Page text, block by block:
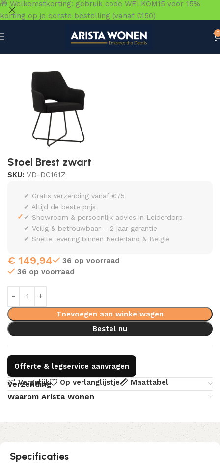
0
Stoel Brest zwart
SKU: VD-DC161Z
✓
✔ Gratis verzending vanaf €75
✔ Altijd de beste prijs
✔ Showroom & persoonlijk advies in Leiderdorp
✔ Veilig & betrouwbaar – 2 jaar garantie
✔ Snelle levering binnen Nederland & België
€ 149,94
36 op voorraad
36 op voorraad
Toevoegen aan winkelwagen
Bestel nu
Offerte & legservice aanvragen
Vergelijk
Op verlanglijstje Maattabel
Verzending
Waarom Arista Wonen
Specificaties
🎁 Welkomstkorting: gebruik code WELKOM15 voor 15%
korting op je eerste bestelling (vanaf €150)